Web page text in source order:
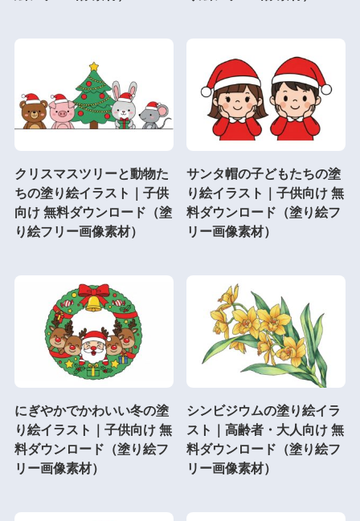
クリスマスツリーと動物た
ちの塗り絵イラスト｜子供
向け 無料ダウンロード（塗
り絵フリー画像素材）
サンタ帽の子どもたちの塗
り絵イラスト｜子供向け 無
料ダウンロード（塗り絵フ
リー画像素材）
にぎやかでかわいい冬の塗
り絵イラスト｜子供向け 無
料ダウンロード（塗り絵フ
リー画像素材）
シンビジウムの塗り絵イラ
スト｜高齢者・大人向け 無
料ダウンロード（塗り絵フ
リー画像素材）